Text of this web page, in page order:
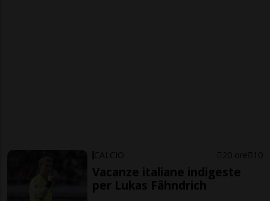
CALCIO 20 ore 10
Vacanze italiane indigeste
per Lukas Fähndrich